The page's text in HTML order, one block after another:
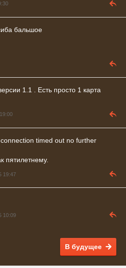
бальшое
1.1 . Есть просто 1 карта
timed out no further
пятилетнему.
19:47
10:09
В будущее